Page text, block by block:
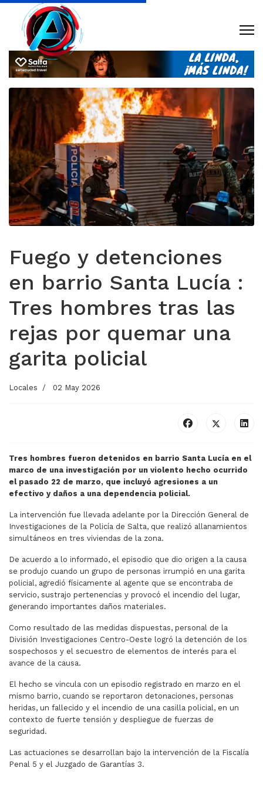
Fuego y detenciones
en barrio Santa Lucía :
Tres hombres tras las
rejas por quemar una
garita policial
Locales 02 May 2026
Tres hombres fueron detenidos en barrio Santa Lucía en el
marco de una investigación por un violento hecho ocurrido
el pasado 22 de marzo, que incluyó agresiones a un
efectivo y daños a una dependencia policial.
La intervención fue llevada adelante por la Dirección General de
Investigaciones de la Policía de Salta, que realizó allanamientos
simultáneos en tres viviendas de la zona.
De acuerdo a lo informado, el episodio que dio origen a la causa
se produjo cuando un grupo de personas irrumpió en una garita
policial, agredió físicamente al agente que se encontraba de
servicio, sustrajo pertenencias y provocó el incendio del lugar,
generando importantes daños materiales.
Como resultado de las medidas dispuestas, personal de la
División Investigaciones Centro-Oeste logró la detención de los
sospechosos y el secuestro de elementos de interés para el
avance de la causa.
El hecho se vincula con un episodio registrado en marzo en el
mismo barrio, cuando se reportaron detonaciones, personas
heridas, un fallecido y el incendio de una casilla policial, en un
contexto de fuerte tensión y despliegue de fuerzas de
seguridad.
Las actuaciones se desarrollan bajo la intervención de la Fiscalía
Penal 5 y el Juzgado de Garantías 3.